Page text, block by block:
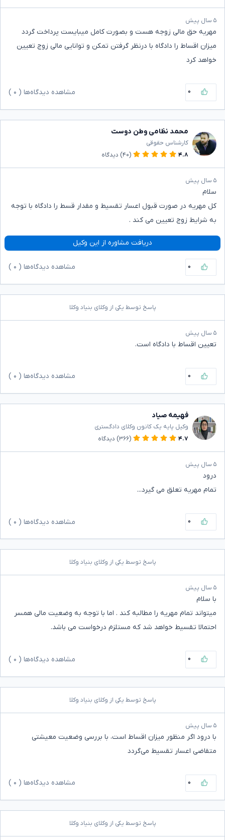
۵ سال پیش
مهریه حق مالی زوجه هست و بصورت کامل میبایست پرداخت گردد
میزان اقساط را دادگاه با درنظر گرفتن تمکن و توانایی مالی زوج تعیین
خواهد کرد
۰ مشاهده دیدگاه‌ها ( ۰
محمد نظامی وطن دوست
کارشناس حقوقی
۴.۸
(۴۰) دیدگاه
۵ سال پیش
سلام
کل مهریه در صورت قبول اعسار تقسیط و مقدار قسط را دادگاه با توجه
به شرایط زوج تعیین می کند .
دریافت مشاوره از این وکیل
۰ مشاهده دیدگاه‌ها ( ۰
پاسخ توسط یکی از وکلای بنیاد وکلا
۵ سال پیش
تعیین اقساط با دادگاه است.
۰ مشاهده دیدگاه‌ها ( ۰
فهیمه صیاد
وکیل پایه یک کانون وکلای دادگستری
۴.۷
(۳۶۶) دیدگاه
۵ سال پیش
درود
تمام مهریه تعلق می گیرد...
۰ مشاهده دیدگاه‌ها ( ۰
پاسخ توسط یکی از وکلای بنیاد وکلا
۵ سال پیش
با سلام
میتواند تمام مهریه را مطالبه کند . اما با توجه به وضعیت مالی همسر
احتمالا تقسیط خواهد شد که مستلزم درخواست می باشد.
۰ مشاهده دیدگاه‌ها ( ۰
پاسخ توسط یکی از وکلای بنیاد وکلا
۵ سال پیش
با درود اگر منظور میزان اقساط است، با بررسی وضعیت معیشتی
متقاضی اعسار تقسیط می‌گردد
۰ مشاهده دیدگاه‌ها ( ۰
پاسخ توسط یکی از وکلای بنیاد وکلا